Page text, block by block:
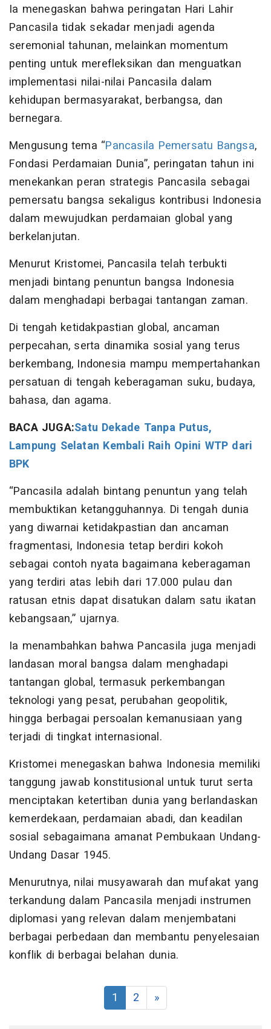
Ia menegaskan bahwa peringatan Hari Lahir
Pancasila tidak sekadar menjadi agenda
seremonial tahunan, melainkan momentum
penting untuk merefleksikan dan menguatkan
implementasi nilai-nilai Pancasila dalam
kehidupan bermasyarakat, berbangsa, dan
bernegara.
Mengusung tema “Pancasila Pemersatu Bangsa,
Fondasi Perdamaian Dunia”, peringatan tahun ini
menekankan peran strategis Pancasila sebagai
pemersatu bangsa sekaligus kontribusi Indonesia
dalam mewujudkan perdamaian global yang
berkelanjutan.
Menurut Kristomei, Pancasila telah terbukti
menjadi bintang penuntun bangsa Indonesia
dalam menghadapi berbagai tantangan zaman.
Di tengah ketidakpastian global, ancaman
perpecahan, serta dinamika sosial yang terus
berkembang, Indonesia mampu mempertahankan
persatuan di tengah keberagaman suku, budaya,
bahasa, dan agama.
BACA JUGA:Satu Dekade Tanpa Putus,
Lampung Selatan Kembali Raih Opini WTP dari
BPK
“Pancasila adalah bintang penuntun yang telah
membuktikan ketangguhannya. Di tengah dunia
yang diwarnai ketidakpastian dan ancaman
fragmentasi, Indonesia tetap berdiri kokoh
sebagai contoh nyata bagaimana keberagaman
yang terdiri atas lebih dari 17.000 pulau dan
ratusan etnis dapat disatukan dalam satu ikatan
kebangsaan,” ujarnya.
Ia menambahkan bahwa Pancasila juga menjadi
landasan moral bangsa dalam menghadapi
tantangan global, termasuk perkembangan
teknologi yang pesat, perubahan geopolitik,
hingga berbagai persoalan kemanusiaan yang
terjadi di tingkat internasional.
Kristomei menegaskan bahwa Indonesia memiliki
tanggung jawab konstitusional untuk turut serta
menciptakan ketertiban dunia yang berlandaskan
kemerdekaan, perdamaian abadi, dan keadilan
sosial sebagaimana amanat Pembukaan Undang-
Undang Dasar 1945.
Menurutnya, nilai musyawarah dan mufakat yang
terkandung dalam Pancasila menjadi instrumen
diplomasi yang relevan dalam menjembatani
berbagai perbedaan dan membantu penyelesaian
konflik di berbagai belahan dunia.
1 2 »